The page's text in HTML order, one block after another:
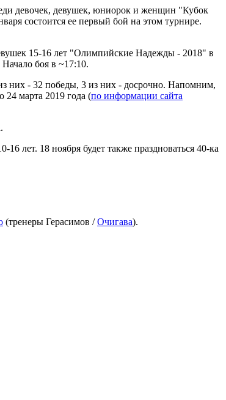
девочек, девушек, юниорок и женщин "Кубок
состоится ее первый бой на этом турнире.
15-16 лет "Олимпийские Надежды - 2018" в
боя в ~17:10.
них - 32 победы, 3 из них - досрочно. Напомним,
24 марта 2019 года (по информации сайта
лет. 18 ноября будет также праздноваться 40-ка
(тренеры Герасимов /Очигава).